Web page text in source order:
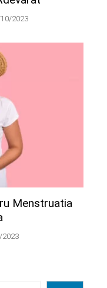
2023
Menstruatia
2023